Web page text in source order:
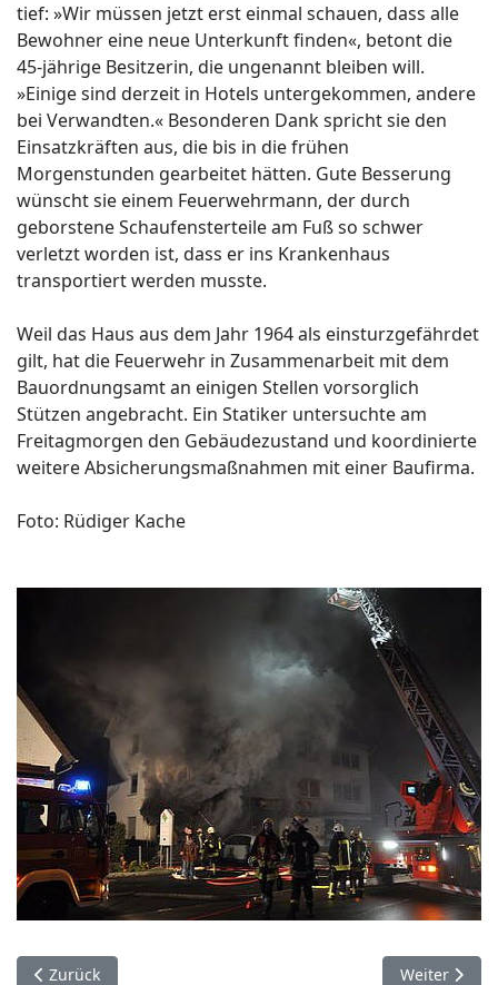
tief: »Wir müssen jetzt erst einmal schauen, dass alle
Bewohner eine neue Unterkunft finden«, betont die
45-jährige Besitzerin, die ungenannt bleiben will.
»Einige sind derzeit in Hotels untergekommen, andere
bei Verwandten.« Besonderen Dank spricht sie den
Einsatzkräften aus, die bis in die frühen
Morgenstunden gearbeitet hätten. Gute Besserung
wünscht sie einem Feuerwehrmann, der durch
geborstene Schaufensterteile am Fuß so schwer
verletzt worden ist, dass er ins Krankenhaus
transportiert werden musste.
Weil das Haus aus dem Jahr 1964 als einsturzgefährdet
gilt, hat die Feuerwehr in Zusammenarbeit mit dem
Bauordnungsamt an einigen Stellen vorsorglich
Stützen angebracht. Ein Statiker untersuchte am
Freitagmorgen den Gebäudezustand und koordinierte
weitere Absicherungsmaßnahmen mit einer Baufirma.
Foto: Rüdiger Kache
Vorheriger Beitrag: 29. Januar. Paderborn.
Zurück Nächster
Weiter